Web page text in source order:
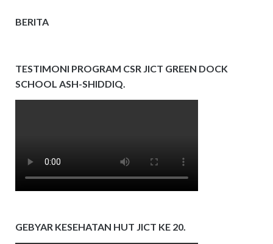
BERITA
TESTIMONI PROGRAM CSR JICT GREEN DOCK
SCHOOL ASH-SHIDDIQ.
GEBYAR KESEHATAN HUT JICT KE 20.